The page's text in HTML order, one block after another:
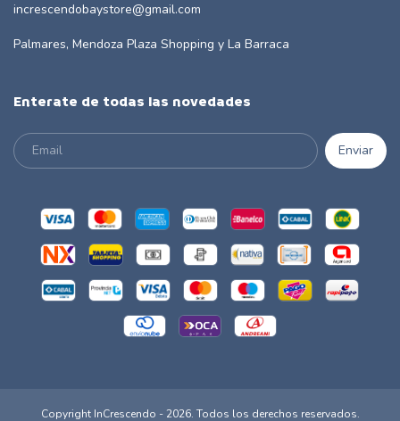
increscendobaystore@gmail.com
Palmares, Mendoza Plaza Shopping y La Barraca
Enterate de todas las novedades
Copyright InCrescendo - 2026. Todos los derechos reservados.